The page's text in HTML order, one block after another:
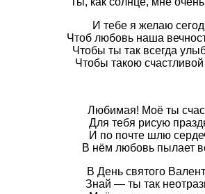
И тебе я желаю
Чтоб любовь наша
Чтобы ты так всегда
Чтобы такою
Любимая! Моё ты
Для тебя рисую
И по почте шлю
В нём любовь пылает
В День святого
Знай — ты так